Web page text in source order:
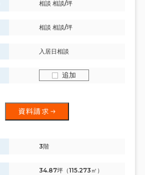
相談 相談/坪
相談 相談/坪
入居日相談
追加
資料請求
3階
34.87坪（115.273㎡）